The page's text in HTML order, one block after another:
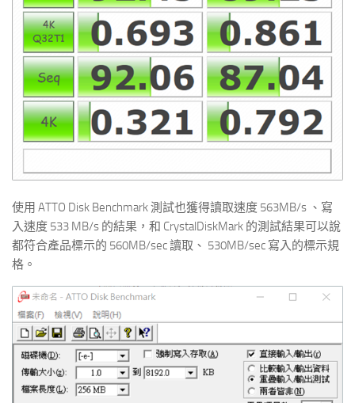
使用 ATTO Disk Benchmark 測試也獲得讀取速度 563MB/s 、寫
入速度 533 MB/s 的結果，和 CrystalDiskMark 的測試結果可以說
都符合產品標示的 560MB/sec 讀取、 530MB/sec 寫入的標示規
格。